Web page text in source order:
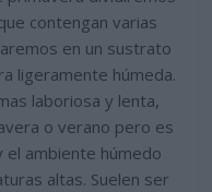
contengan varias
en un sustrato
ligeramente húmeda.
laboriosa y lenta,
o verano pero es
ambiente húmedo
altas. Suelen ser